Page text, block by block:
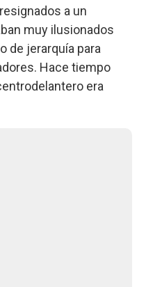
a un
muy ilusionados
de jerarquía para
Hace tiempo
era